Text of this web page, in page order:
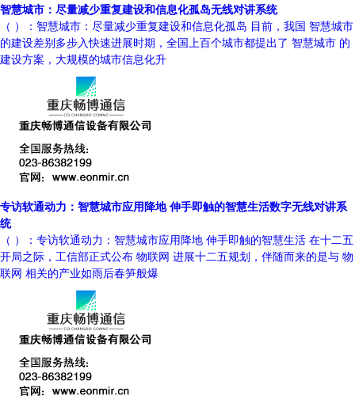
智慧城市：尽量减少重复建设和信息化孤岛无线对讲系统
（ ）：智慧城市：尽量减少重复建设和信息化孤岛 目前，我国 智慧城市
的建设差别多步入快速进展时期，全国上百个城市都提出了 智慧城市 的
建设方案，大规模的城市信息化升
专访软通动力：智慧城市应用降地 伸手即触的智慧生活数字无线对讲系
统
（ ）：专访软通动力：智慧城市应用降地 伸手即触的智慧生活 在十二五
开局之际，工信部正式公布 物联网 进展十二五规划，伴随而来的是与 物
联网 相关的产业如雨后春笋般爆